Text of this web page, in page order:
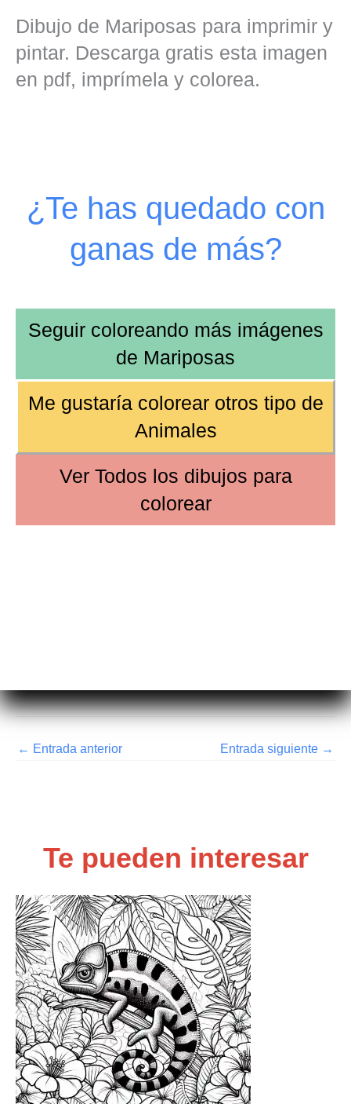
Dibujo de Mariposas para imprimir y
pintar. Descarga gratis esta imagen
en pdf, imprímela y colorea.
¿Te has quedado con
ganas de más?
Seguir coloreando más imágenes
de Mariposas
Me gustaría colorear otros tipo de
Animales
Ver Todos los dibujos para
colorear
← Entrada anterior Entrada siguiente →
Te pueden interesar